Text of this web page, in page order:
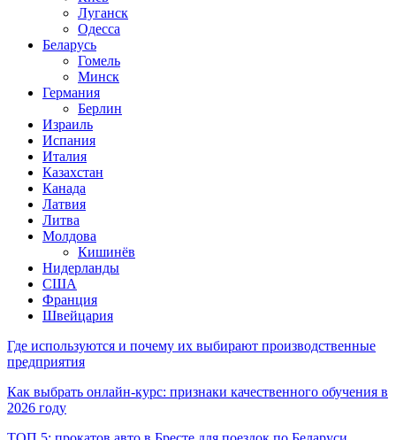
Луганск
Одесса
Беларусь
Гомель
Минск
Германия
Берлин
Израиль
Испания
Италия
Казахстан
Канада
Латвия
Литва
Молдова
Кишинёв
Нидерланды
США
Франция
Швейцария
Где используются и почему их выбирают производственные
предприятия
Как выбрать онлайн-курс: признаки качественного обучения в
2026 году